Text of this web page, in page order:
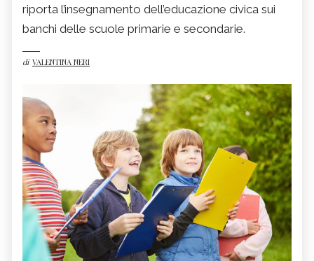
riporta l’insegnamento dell’educazione civica sui
banchi delle scuole primarie e secondarie.
di VALENTINA NERI